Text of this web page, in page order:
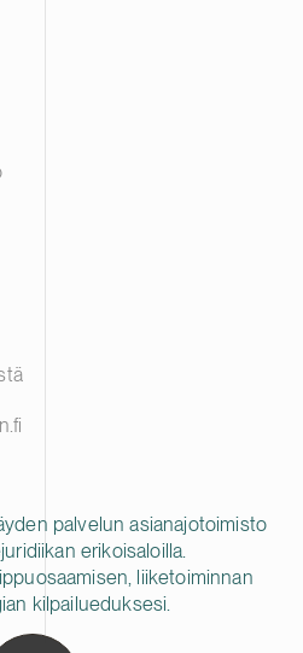
palvelun asianajotoimisto
erikoisaloilla.
liiketoiminnan
kilpailueduksesi.